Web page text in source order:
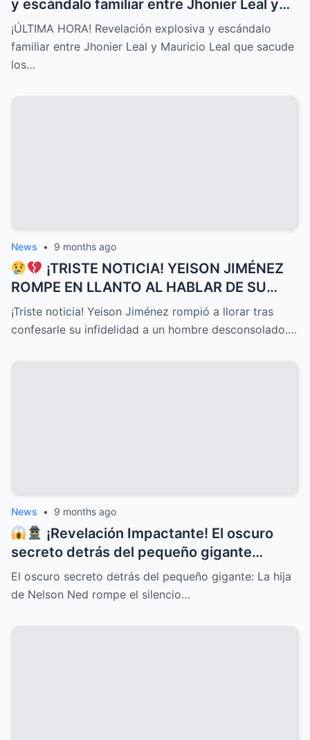
y escándalo familiar entre Jhonier Leal y
Mauricio Leal que sacude los cimientos de
su historia personal, secretos ocultos y
conflictos desgarradores que nadie
¡ÚLTIMA HORA! Revelación explosiva y escándalo
familiar entre Jhonier Leal y Mauricio Leal que sacude
los…
News • 9 months ago
¡TRISTE NOTICIA! YEISON JIMÉNEZ
ROMPE EN LLANTO AL HABLAR DE SU
DELICADO ESTADO DE SALUD HOY, UNA
CONFESIÓN QUE HA CONMOVIDO A
¡Triste noticia! Yeison Jiménez rompió a llorar tras
confesarle su infidelidad a un hombre desconsolado.…
News • 9 months ago
¡Revelación Impactante! El oscuro
secreto detrás del pequeño gigante
Nelson Ned sale a la luz cuando su hija
rompe el silencio y deja al mundo en shock
El oscuro secreto detrás del pequeño gigante: La hija
de Nelson Ned rompe el silencio…